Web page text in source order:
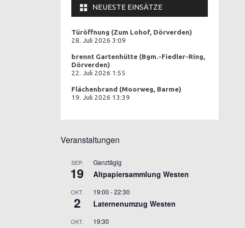
NEUESTE EINSÄTZE
Türöffnung (Zum Lohof, Dörverden)
28. Juli 2026 3:09
brennt Gartenhütte (Bgm.-Fiedler-Ring,
Dörverden)
22. Juli 2026 1:55
Flächenbrand (Moorweg, Barme)
19. Juli 2026 13:39
Veranstaltungen
SEP.
19
Ganztägig
Altpapiersammlung Westen
OKT.
2
19:00 -22:30
Laternenumzug Westen
OKT. 19:30